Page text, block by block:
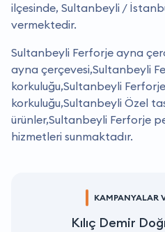
ilçesinde, Sultanbeyli /
vermektedir.
Sultanbeyli Ferforje ayna
ayna çerçevesi,Sultanbeyli
korkuluğu,Sultanbeyli
korkuluğu,Sultanbeyli Özel
ürünler,Sultanbeyli Ferforje
hizmetleri sunmaktadır.
KAMPANYALAR
Kılıç Demir